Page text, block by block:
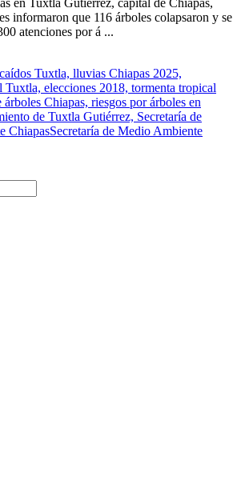
informaron que 116 árboles colapsaron y se
atenciones por á ...
Tuxtla, lluvias Chiapas 2025,
Tuxtla, elecciones 2018, tormenta tropical
árboles Chiapas, riesgos por árboles en
de Tuxtla Gutiérrez, Secretaría de
ChiapasSecretaría de Medio Ambiente